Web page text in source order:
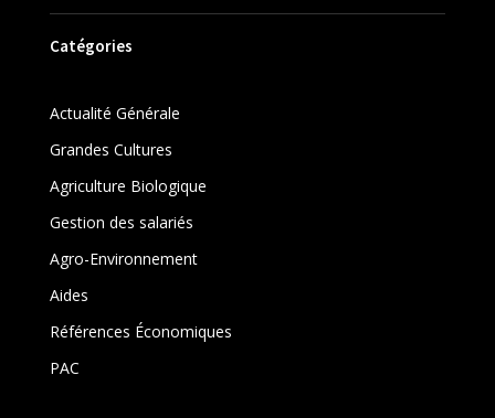
Catégories
Actualité Générale
Grandes Cultures
Agriculture Biologique
Gestion des salariés
Agro-Environnement
Aides
Références Économiques
PAC